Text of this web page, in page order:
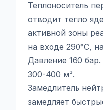
Теплоноситель
отводит тепло
активной зоны
на входе 290°C,
Давление 160
300-400 м³.
Замедлитель
замедляет